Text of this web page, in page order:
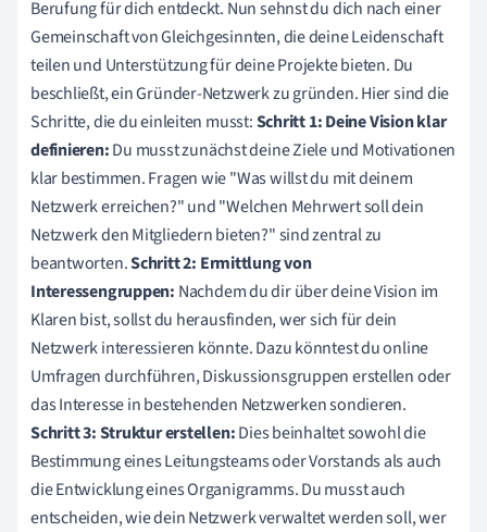
Berufung für dich entdeckt. Nun sehnst du dich nach einer
Gemeinschaft von Gleichgesinnten, die deine Leidenschaft
teilen und Unterstützung für deine Projekte bieten. Du
beschließt, ein Gründer-Netzwerk zu gründen. Hier sind die
Schritte, die du einleiten musst:Schritt 1: Deine Vision klar
definieren:Du musst zunächst deine Ziele und Motivationen
klar bestimmen. Fragen wie "Was willst du mit deinem
Netzwerk erreichen?" und "Welchen Mehrwert soll dein
Netzwerk den Mitgliedern bieten?" sind zentral zu
beantworten.Schritt 2: Ermittlung von
Interessengruppen: Nachdem du dir über deine Vision im
Klaren bist, sollst du herausfinden, wer sich für dein
Netzwerk interessieren könnte. Dazu könntest du online
Umfragen durchführen, Diskussionsgruppen erstellen oder
das Interesse in bestehenden Netzwerken sondieren.
Schritt 3: Struktur erstellen:Dies beinhaltet sowohl die
Bestimmung eines Leitungsteams oder Vorstands als auch
die Entwicklung eines Organigramms. Du musst auch
entscheiden, wie dein Netzwerk verwaltet werden soll, wer